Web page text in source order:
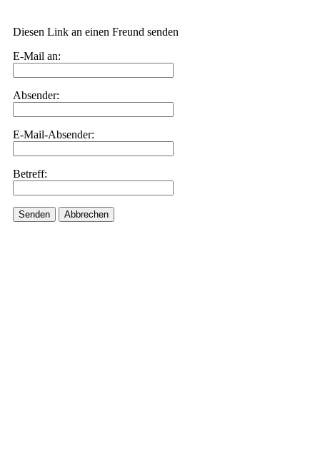
Diesen Link an einen Freund senden
E-Mail an:
Absender:
E-Mail-Absender:
Betreff:
Senden Abbrechen